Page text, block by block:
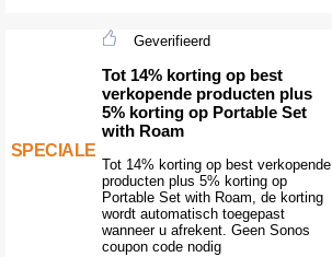
SPECIALE
Geverifieerd
Tot 14% korting op best
verkopende producten plus
5% korting op Portable Set
with Roam
Tot 14% korting op best verkopende
producten plus 5% korting op
Portable Set with Roam, de korting
wordt automatisch toegepast
wanneer u afrekent. Geen Sonos
coupon code nodig